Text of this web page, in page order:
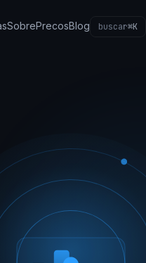
SobrePrecosBlog buscar⌘K